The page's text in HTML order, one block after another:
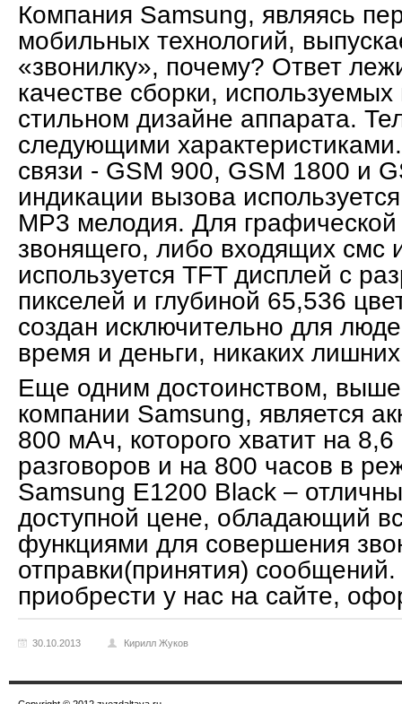
Компания Samsung, являясь
мобильных технологий,
«звонилку», почему? Ответ
качестве сборки,
стильном дизайне аппарата.
следующими
связи - GSM 900, GSM 1800 и
индикации вызова
MP3 мелодия. Для
звонящего, либо входящих смс
используется TFT дисплей с
пикселей и глубиной 65,536
создан исключительно для
время и деньги, никаких
Еще одним достоинством,
компании Samsung, является
800 мАч, которого хватит на
разговоров и на 800 часов в
Samsung E1200 Black –
доступной цене, обладающий
функциями для совершения
отправки(принятия)
приобрести у нас на сайте,
30.10.2013 Кирилл Жуков